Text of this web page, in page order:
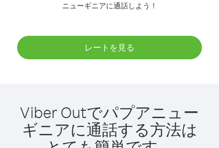
ニューギニアに通話しよう！
レートを見る
Viber Outでパプアニュー
ギニアに通話する方法は